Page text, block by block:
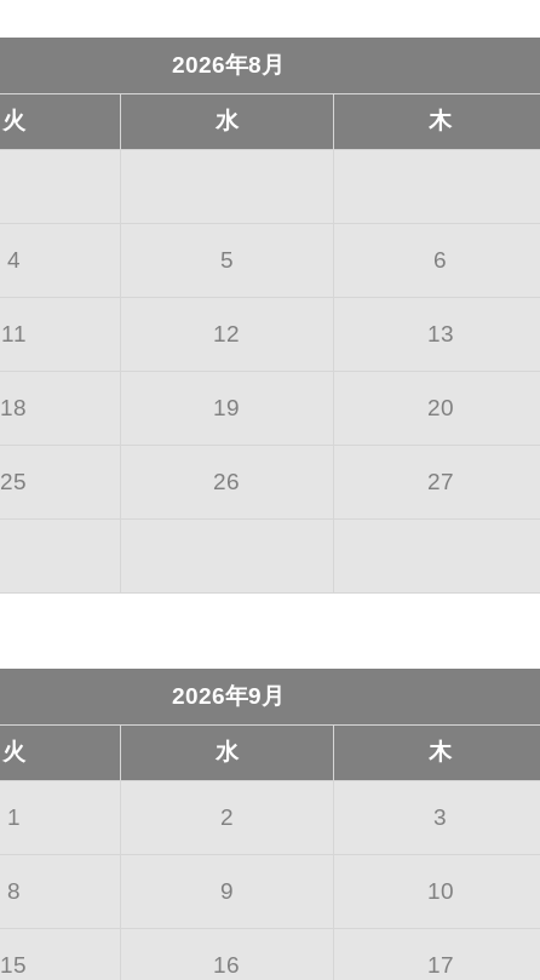
2026年8月
火 水 木
4 5 6
11 12 13
18 19 20
25 26 27
2026年9月
火 水 木
1 2 3
8 9 10
15 16 17